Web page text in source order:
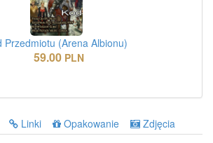
Przedmiotu (Arena Albionu)
59.00 PLN
Linki Opakowanie
Zdjęcia